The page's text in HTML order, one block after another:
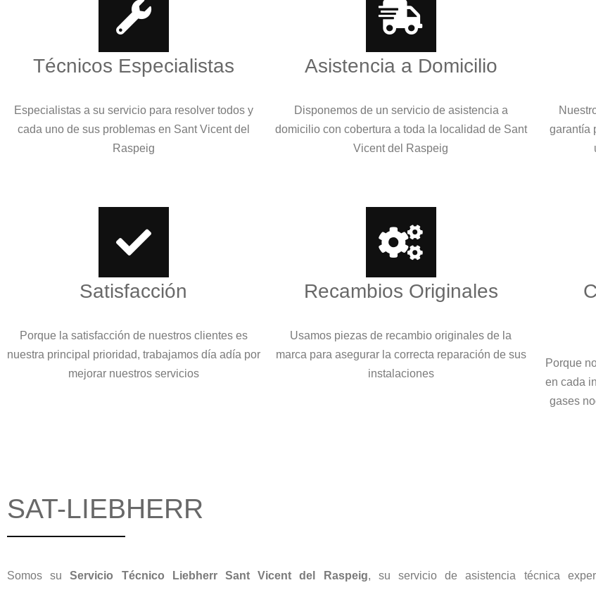
Técnicos Especialistas
Especialistas a su servicio para resolver todos y
cada uno de sus problemas en Sant Vicent del
Raspeig
Asistencia a Domicilio
Disponemos de un servicio de asistencia a
domicilio con cobertura a toda la localidad de Sant
Vicent del Raspeig
garantía
Satisfacción
Porque la satisfacción de nuestros clientes es
nuestra principal prioridad, trabajamos día adía por
mejorar nuestros servicios
Recambios Originales
Usamos piezas de recambio originales de la
marca para asegurar la correcta reparación de sus
instalaciones
Porque
en cada
gases
SAT-LIEBHERR
Somos su Servicio Técnico Liebherr Sant Vicent del Raspeig, su servicio de asistencia técnica